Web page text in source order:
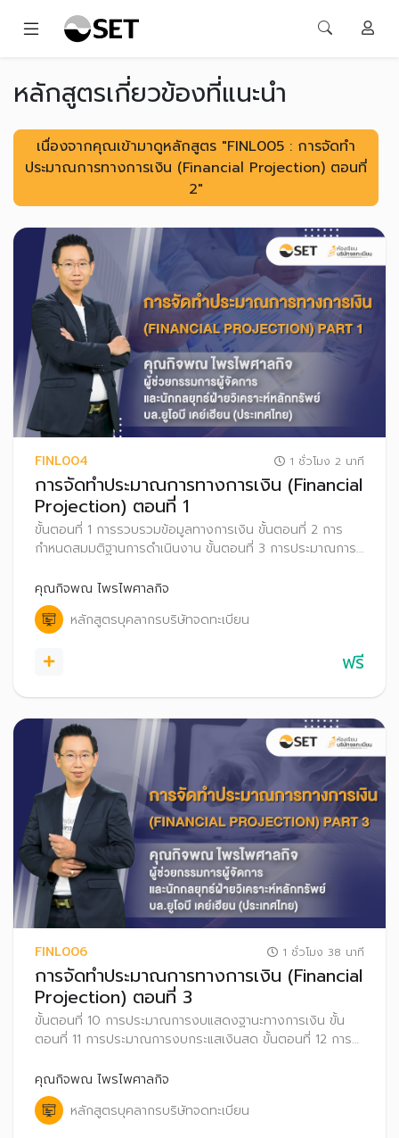
หลักสูตรเกี่ยวข้องที่แนะนำ
เนื่องจากคุณเข้ามาดูหลักสูตร "FINL005 : การจัดทำ
ประมาณการทางการเงิน (Financial Projection) ตอนที่
2"
FINL004 1 ชั่วโมง 2 นาที
การจัดทำประมาณการทางการเงิน (Financial
Projection) ตอนที่ 1
ขั้นตอนที่ 1 การรวบรวมข้อมูลทางการเงิน ขั้นตอนที่ 2 การ
กำหนดสมมติฐานการดำเนินงาน ขั้นตอนที่ 3 การประมาณการ
ขาย
คุณกิจพณ ไพรไพศาลกิจ
หลักสูตรบุคลากรบริษัทจดทะเบียน
ฟรี
FINL006 1 ชั่วโมง 38 นาที
การจัดทำประมาณการทางการเงิน (Financial
Projection) ตอนที่ 3
ขั้นตอนที่ 10 การประมาณการงบแสดงฐานะทางการเงิน ขั้น
ตอนที่ 11 การประมาณการงบกระแสเงินสด ขั้นตอนที่ 12 การ
หุ้นด้วยวิธีคิดลดกระแสเงินสด และขั้นตอนที่ 14 การวิเคราะห์
ความไว (Sensitivity Analysis)
คุณกิจพณ ไพรไพศาลกิจ
หลักสูตรบุคลากรบริษัทจดทะเบียน